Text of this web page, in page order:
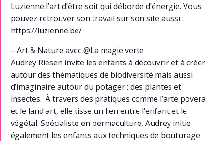
Luzienne l’art d’être soit qui déborde d’énergie. Vous
pouvez retrouver son travail sur son site aussi :
https://luzienne.be/
– Art & Nature avec @La magie verte
Audrey Riesen invite les enfants à découvrir et à créer
autour des thématiques de biodiversité mais aussi
d’imaginaire autour du potager : des plantes et
insectes. À travers des pratiques comme l’arte povera
et le land art, elle tisse un lien entre l’enfant et le
végétal. Spécialiste en permaculture, Audrey initie
également les enfants aux techniques de bouturage